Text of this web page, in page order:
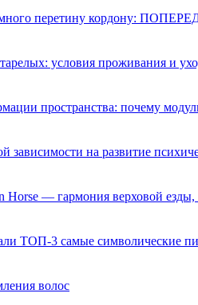
перетину кордону:
условия проживания и
пространства: почему
зависимости на развитие
— гармония верховой езды,
ТОП-3 самые символические
волос